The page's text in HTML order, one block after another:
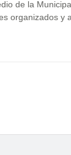
de la
organizados y